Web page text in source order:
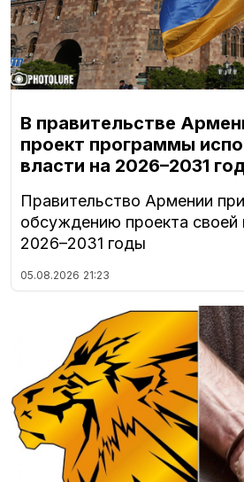
В правительстве
проект программы
власти на 2026–2031
Правительство Армении
обсуждению проекта своей
2026–2031 годы
05.08.2026 21:23